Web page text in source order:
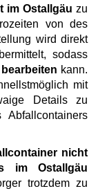
im Ostallgäu zu
von des
wird direkt
sodass
kann.
mit
Details zu
nicht
im Ostallgäu
trotzdem zu